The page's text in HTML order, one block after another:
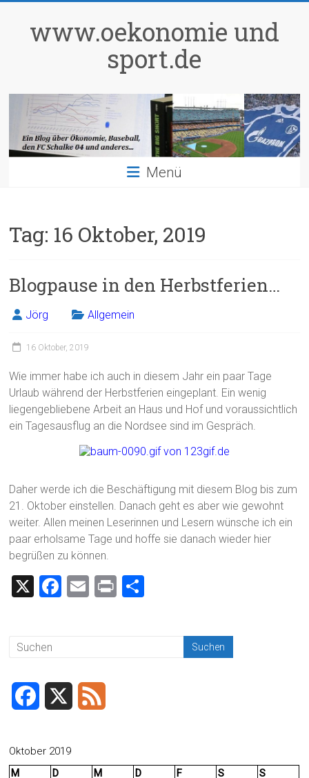
springenwww.oekonomie und
sport.de
Menü
Tag: 16 Oktober, 2019
Blogpause in den Herbstferien…
Jörg Allgemein
16 Oktober, 2019
Wie immer habe ich auch in diesem Jahr ein paar Tage
Urlaub während der Herbstferien eingeplant. Ein wenig
liegengebliebene Arbeit an Haus und Hof und voraussichtlich
ein Tagesausflug an die Nordsee sind im Gespräch.
Daher werde ich die Beschäftigung mit diesem Blog bis zum
21. Oktober einstellen. Danach geht es aber wie gewohnt
weiter. Allen meinen Leserinnen und Lesern wünsche ich ein
paar erholsame Tage und hoffe sie danach wieder hier
begrüßen zu können.
X
F
ok
E
Pr
c
Oktober 2019
M
D M D F S
S